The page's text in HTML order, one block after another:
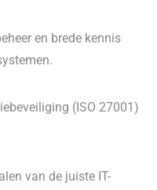
en brede kennis
(ISO 27001)
van de juiste IT-